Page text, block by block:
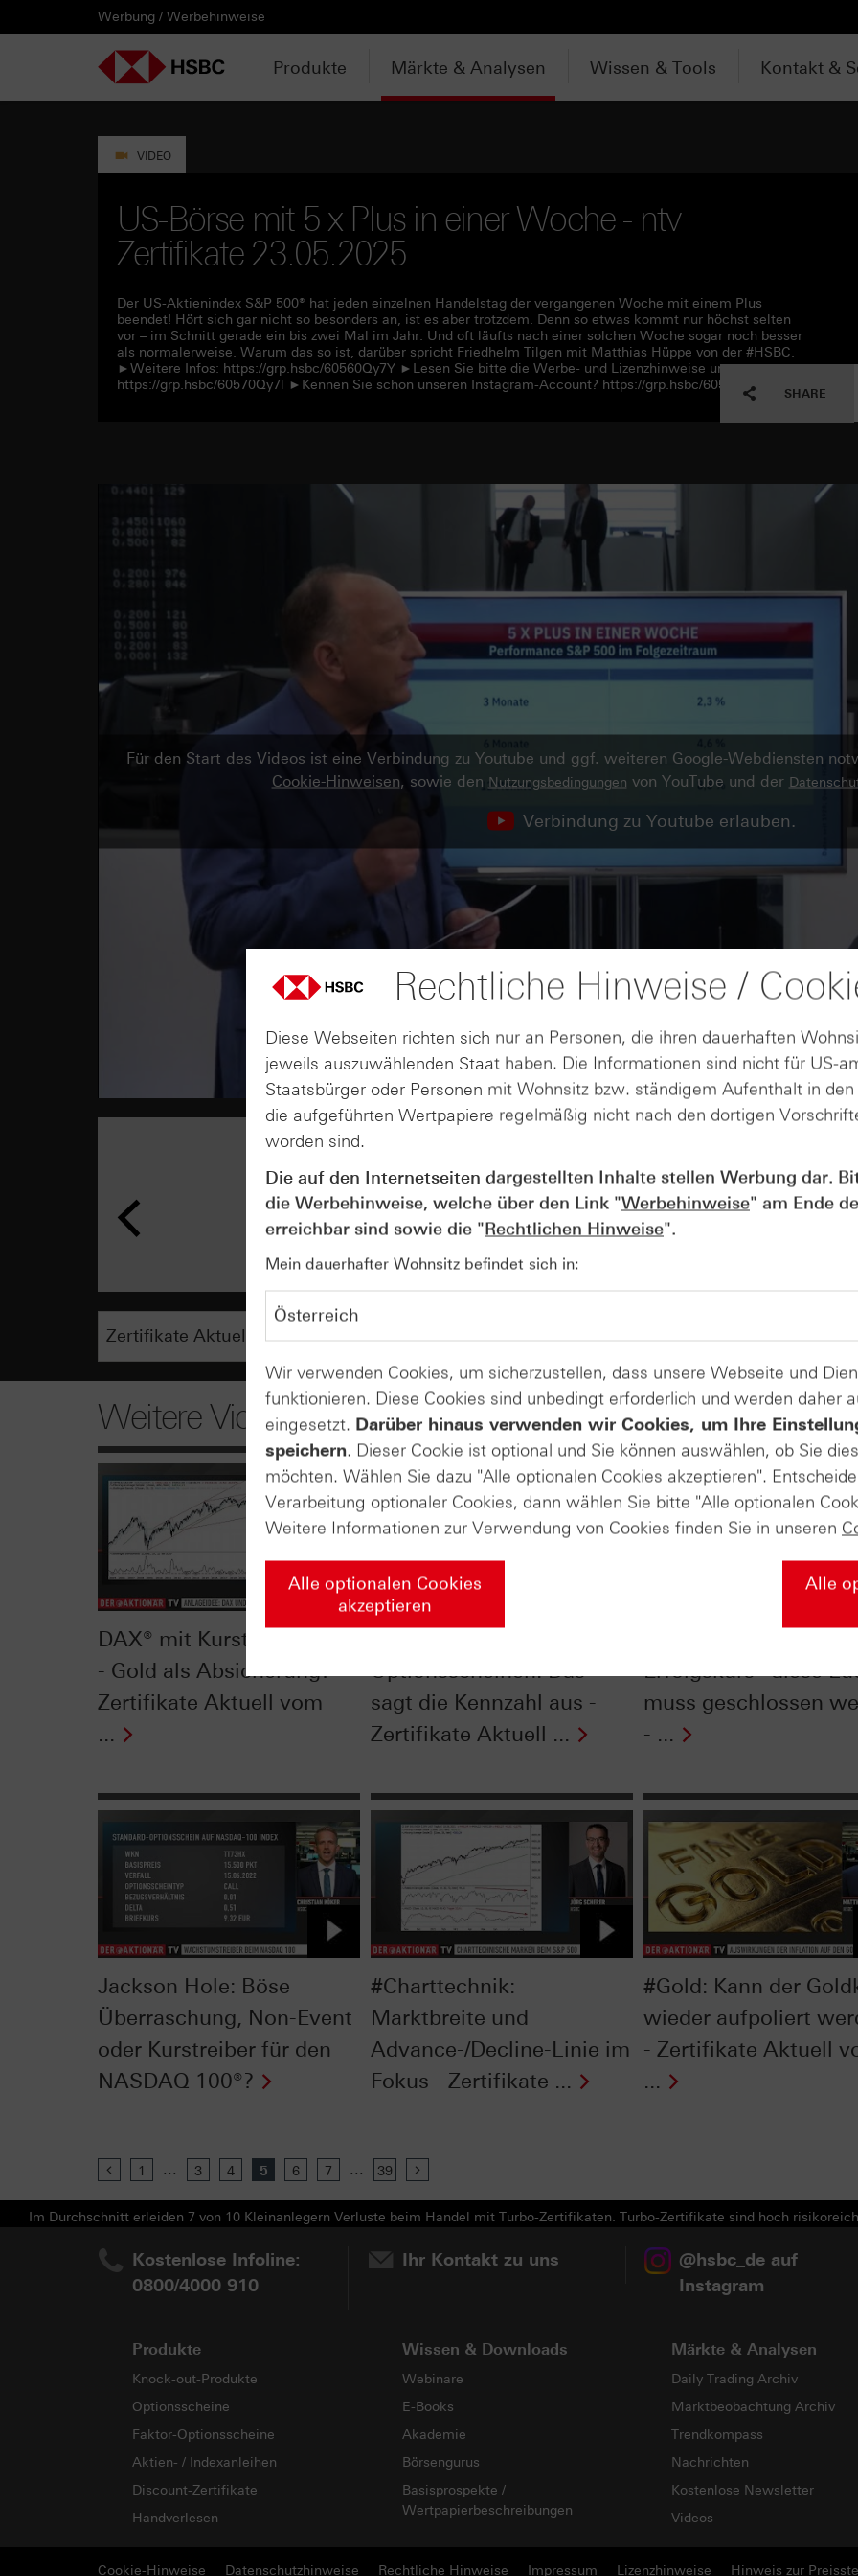
PRODUKTE
HEBELPRODUKTE
MÄRKTE & ANALYSEN
WISSEN & TOOLS
KONTAKT & SERVICE
DOWNLOADCENTER
LÄNDERAUSWAHL
Deutschland
AUSGEWÄHLTE SEITEN
HEBELPRODUKTE
Knock-out-Produkte
Weitere Hebelprodukte
Ausgestoppte Produkte
Intraday-Emissionen
ANLAGEPRODUKTE
Aktien- / Indexanleihen
Discount-Zertifikate
Express-Zertifikate
Kapitalschutz-Produkte
Sprint-Zertifikate
Strategie- / Basket- /
Themenzertifikate
AKTUELLES
Anpassungen / Kündigungen
Neuemissionen
ANALYSEN
Daily Trading
Trendkompass
Newsletter-Abonnement
VIDEOS
ntv-Zertifikate mit HSBC
Börse Stuttgart TV mit HSBC
Zertifikate Aktuell mit HSBC
WATCHLIST
Login / Zur Watchlist
WEBINARE
Webinartermine
WISSEN
kostenlose eBooks
Aktien- / Indexanleihen Rechner
Trendkompass
KONTAKT
Kontaktformular
SERVICE
Wir über uns
DOWNLOADCENTER
Basisprospekte /
Wertpapierbeschreibungen
Werbung / Werbehinweise
Produkte Märkte & Analysen Wissen & Tools Kontakt &
VIDEO
US-Börse mit 5 x Plus in einer Woche - ntv
Zertifikate 23.05.2025
Der US-Aktienindex S&P 500® hat jeden einzelnen Handelstag der vergangenen Woche mit einem Plus
beendet! Hört sich gar nicht so besonders an, ist es aber trotzdem. Denn so etwas kommt nur höchst selten
vor – im Schnitt gerade ein bis zwei Mal im Jahr. Und oft läufts nach einer solchen Woche sogar noch besser
als normalerweise. Warum das so ist, darüber spricht Friedhelm Tilgen mit Matthias Hüppe von der #HSBC.
►Weitere Infos: https://grp.hsbc/60560Qy7Y ►Lesen Sie bitte die Werbe- und Lizenzhinweise unter
https://grp.hsbc/60570Qy7l ►Kennen Sie schon unseren Instagram-Account? https://grp.hsbc/60590Qy7W
SHARE
Für den Start des Videos ist eine Verbindung zu Youtube und ggf. weiteren Google-Webdiensten
Cookie-Hinweisen, sowie den Nutzungsbedingungen von YouTube und der
Verbindung zu Youtube erlauben.
AUGUST
04
Der Blick ins Kleingedruckte:
Kündigungen bei Derivaten -
vom 04.08.2026
Weitere Videos
DAX® mit Kursturbulenzen
- Gold als Absicherung? -
Zertifikate Aktuell vom
...
Optionsscheinen: Das
sagt die Kennzahl aus -
Zertifikate Aktuell ...
Erfolgskurs– diese
muss geschlossen
- ...
Jackson Hole: Böse
Überraschung, Non-Event
oder Kurstreiber für den
NASDAQ 100®?
#Charttechnik:
Marktbreite und
Advance-/Decline-Linie im
Fokus - Zertifikate ...
#Gold: Kann der
wieder aufpoliert
- Zertifikate Aktuell
...
Previous
1 ... 3 4 5 6 7 ... 39
Im Durchschnitt erleiden 7 von 10 Kleinanlegern Verluste beim Handel mit Turbo-Zertifikaten. Turbo-Zertifikate sind hoch
Kostenlose Infoline:
0800/4000 910
Ihr Kontakt zu uns
@hsbc_de auf
Instagram
Produkte
Knock-out-Produkte
Optionsscheine
Faktor-Optionsscheine
Aktien- / Indexanleihen
Discount-Zertifikate
Handverlesen
Wissen & Downloads
Webinare
E-Books
Akademie
Börsengurus
Basisprospekte /
Wertpapierbeschreibungen
Märkte & Analysen
Daily Trading Archiv
Marktbeobachtung Archiv
Trendkompass
Nachrichten
Kostenlose Newsletter
Videos
Cookie-Hinweise Datenschutzhinweise Rechtliche Hinweise Impressum Lizenzhinweise Hinweis zur
Rechtliche Hinweise /
Diese Webseiten richten sich nur an Personen, die ihren dauerhaften
jeweils auszuwählenden Staat haben. Die Informationen sind nicht für US-
Staatsbürger oder Personen mit Wohnsitz bzw. ständigem Aufenthalt in
die aufgeführten Wertpapiere regelmäßig nicht nach den dortigen
worden sind.
Die auf den Internetseiten dargestellten Inhalte stellen Werbung dar.
die Werbehinweise, welche über den Link "Werbehinweise" am Ende
erreichbar sind sowie die "Rechtlichen Hinweise".
Mein dauerhafter Wohnsitz befindet sich in:
Wir verwenden Cookies, um sicherzustellen, dass unsere Webseite und
funktionieren. Diese Cookies sind unbedingt erforderlich und werden daher
eingesetzt. Darüber hinaus verwenden wir Cookies, um Ihre
speichern. Dieser Cookie ist optional und Sie können auswählen, ob Sie
möchten. Wählen Sie dazu "Alle optionalen Cookies akzeptieren".
Verarbeitung optionaler Cookies, dann wählen Sie bitte "Alle optionalen
Weitere Informationen zur Verwendung von Cookies finden Sie in unseren
Alle optionalen Cookies
akzeptieren
Alle